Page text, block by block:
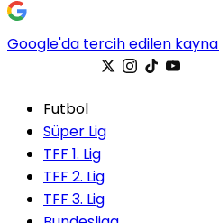
Google'da tercih edilen
Futbol
Süper Lig
TFF 1. Lig
TFF 2. Lig
TFF 3. Lig